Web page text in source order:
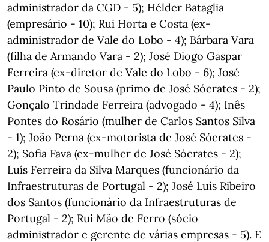
administrador da CGD - 5); Hélder Bataglia
(empresário - 10); Rui Horta e Costa (ex-
administrador de Vale do Lobo - 4); Bárbara Vara
(filha de Armando Vara - 2); José Diogo Gaspar
Ferreira (ex-diretor de Vale do Lobo - 6); José
Paulo Pinto de Sousa (primo de José Sócrates - 2);
Gonçalo Trindade Ferreira (advogado - 4); Inês
Pontes do Rosário (mulher de Carlos Santos Silva
- 1); João Perna (ex-motorista de José Sócrates -
2); Sofia Fava (ex-mulher de José Sócrates - 2);
Luís Ferreira da Silva Marques (funcionário da
Infraestruturas de Portugal - 2); José Luís Ribeiro
dos Santos (funcionário da Infraestruturas de
Portugal - 2); Rui Mão de Ferro (sócio
administrador e gerente de várias empresas - 5). E